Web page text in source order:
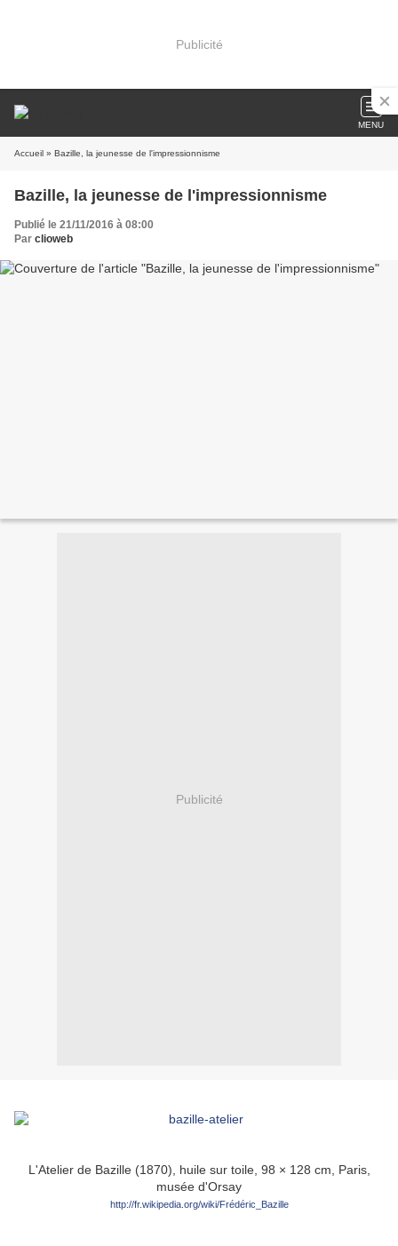
Publicité
MENU
Accueil » Bazille, la jeunesse de l'impressionnisme
Bazille, la jeunesse de l'impressionnisme
Publié le 21/11/2016 à 08:00
Par clioweb
Publicité
L'Atelier de Bazille (1870), huile sur toile, 98 × 128 cm, Paris,
musée d'Orsay
http://fr.wikipedia.org/wiki/Frédéric_Bazille